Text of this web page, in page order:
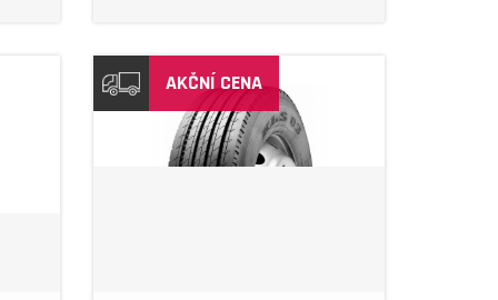
AKČNÍ CENA